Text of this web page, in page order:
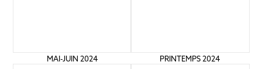
MAI-JUIN 2024 PRINTEMPS 2024